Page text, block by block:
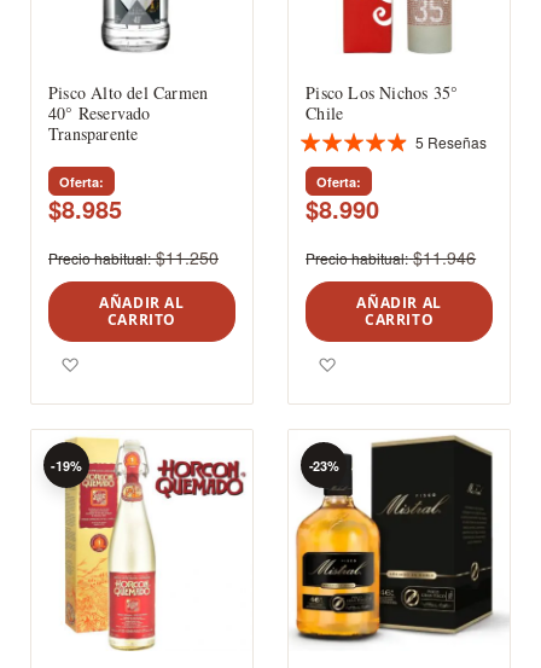
Pisco Alto del Carmen
40° Reservado
Transparente
Oferta
$8.985
Precio habitual $11.250
AÑADIR AL
CARRITO
Pisco Los Nichos 35°
Chile
Valoración:
97%
5 Reseñas
Oferta
$8.990
Precio habitual $11.946
AÑADIR AL
CARRITO
-19% -23%